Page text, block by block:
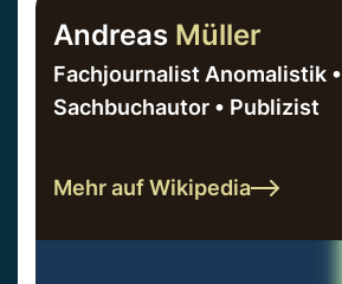
Andreas Müller
Fachjournalist Anomalistik •
Sachbuchautor • Publizist
Mehr auf Wikipedia